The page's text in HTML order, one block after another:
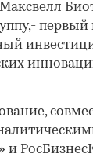
первый
и